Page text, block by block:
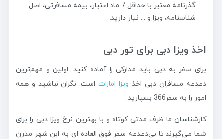
گذرنامه معتبر با حداقل 7 ماه اعتبار، بیمه مسافرتی، اصل
شناسنامه، ویزا و ... نیاز دارید.
اخذ ویزا دبی برای تور دبی
برای سفر به دبی باید مدارکی را آماده کنید. اولین و مهم‌ترین
دغدغه مسافران دبی اخذ ویزا امارات است. نگران نباشید و همه
امور را به سفر366 بسپارید.
کارشناسان ما ظرف مدتی کوتاه و با بهترین نرخ ویزا دبی را برای
شما می‌گیرند تا بی‌دغدغه سفر فوق العاده ای به این شهر مدرن